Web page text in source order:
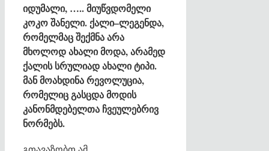
იდუმალი, ….. მიუწვდომელი
კოკო შანელი. ქალი–ლეგენდა,
რომელმაც შექმნა არა
მხოლოდ ახალი მოდა, არამედ
ქალის სრულიად ახალი ტიპი.
მან მოახდინა რევოლუცია,
რომელიც გასცდა მოდის
კანონმდებელთა ჩვეულებრივ
ნორმებს.